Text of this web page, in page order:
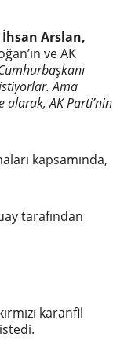
Arslan,
ve AK
Ama
AK Parti’nin
kapsamında,
tarafından
karanfil